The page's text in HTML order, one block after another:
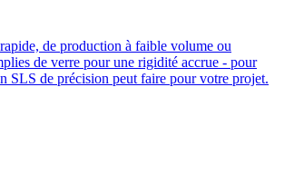
de production à faible volume ou
de verre pour une rigidité accrue - pour
SLS de précision peut faire pour votre projet.